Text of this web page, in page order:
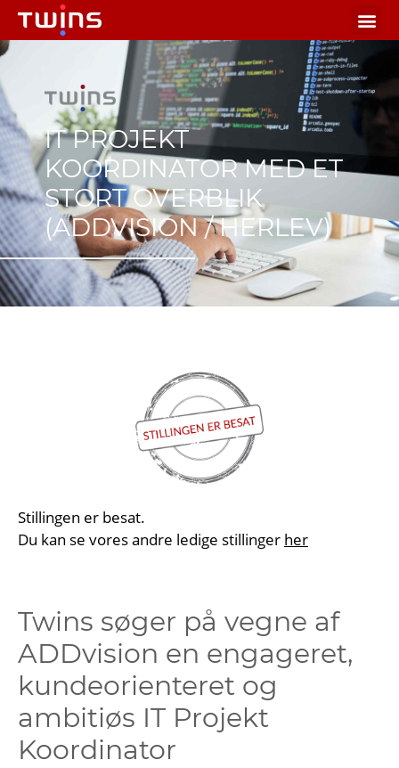
IT PROJEKT
KOORDINATOR MED ET
STORT OVERBLIK
(ADDVISION / HERLEV)
Stillingen er besat.
Du kan se vores andre ledige stillinger her
Twins søger på vegne af
ADDvision en engageret,
kundeorienteret og
ambitiøs IT Projekt
Koordinator